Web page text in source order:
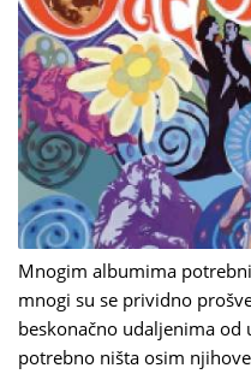
Mnogim albumima
mnogi su se prividno
beskonačno udaljenima
potrebno ništa osim